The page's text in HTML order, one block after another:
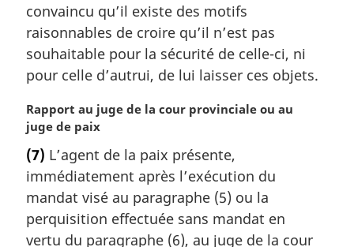
convaincu qu’il existe des motifs
raisonnables de croire qu’il n’est pas
souhaitable pour la sécurité de celle-ci, ni
pour celle d’autrui, de lui laisser ces objets.
N
o
e
m
a
r
g
Rapport au juge de la cour provinciale ou au
juge de paix
(7) L’agent de la paix présente,
immédiatement après l’exécution du
mandat visé au paragraphe (5) ou la
perquisition effectuée sans mandat en
vertu du paragraphe (6), au juge de la cour